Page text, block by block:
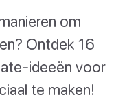
om
Ontdek 16
ideeën voor
te maken!